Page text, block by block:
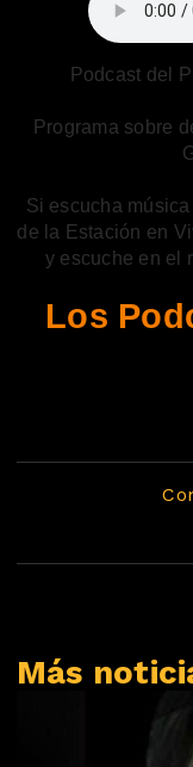
Podcast del
Programa sobre
Si escucha
de la Estación en
y escuche en el
Los
Más